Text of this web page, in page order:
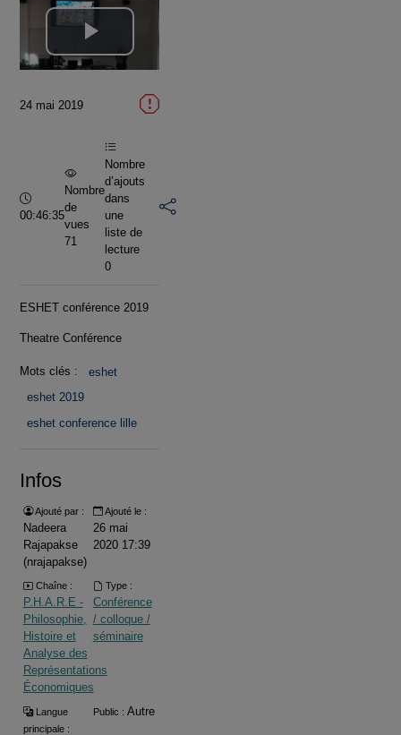
Lire
vidéo
24 mai 2019
Durée :
00:46:35
Nombre
de
vues
71
Nombre
d’ajouts
dans
une
liste de
lecture
0
ESHET conférence 2019
Theatre Conférence
Mots clés :
eshet
eshet 2019
eshet conference lille
Infos
Ajouté par :
Nadeera
Rajapakse
(nrajapakse)
Ajouté le :
26 mai
2020 17:39
Chaîne :
P.H.A.R.E -
Philosophie,
Histoire et
Analyse des
Représentations
Économiques
Type :
Conférence
/ colloque /
séminaire
Langue
principale :
Public : Autre